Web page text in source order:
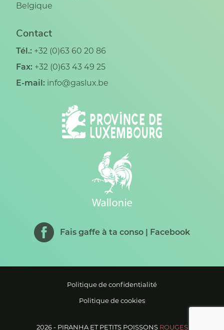
Belgique
Contact
Tél.: +32 (0)63 60 20 86
Fax: +32 (0)63 43 49 25
E-mail: info@gaslux.be
Fais gaffe à ta conso | Facebook
Politique de confidentialité
Politique de cookies
2026 - PIRANHA ET PETITS POISSONS ROUGES